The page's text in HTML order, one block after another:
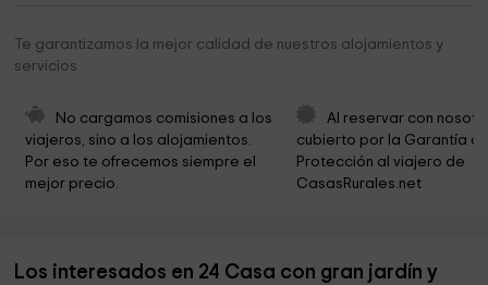
Iglesia Parroquia Pamanes
Cabarceno
Pozón de la Ruperta
Ermita De Nª Señora De Las Nieves 4,0 km
Iglesia de San Jorge 4,3 km
Te garantizamos la mejor calidad de nuestros alojamientos y
servicios
No cargamos comisiones a los
viajeros, sino a los alojamientos.
Por eso te ofrecemos siempre el
mejor precio.
Al reservar con
cubierto por la Garantía
Protección al viajero de
CasasRurales.net
Los interesados en 24 Casa con gran jardín y